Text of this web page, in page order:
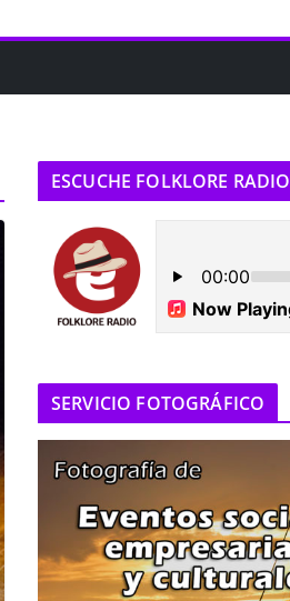
ESCUCHE FOLKLORE RADIO
SERVICIO FOTOGRÁFICO